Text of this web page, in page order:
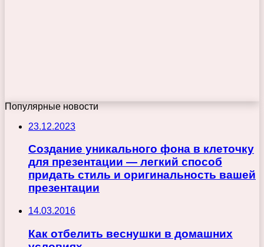
Популярные новости
23.12.2023
Создание уникального фона в клеточку
для презентации — легкий способ
придать стиль и оригинальность вашей
презентации
14.03.2016
Как отбелить веснушки в домашних